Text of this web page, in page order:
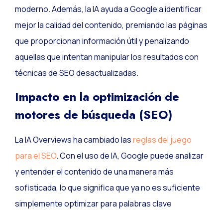
moderno. Además, la IA ayuda a Google a identificar
mejor la calidad del contenido, premiando las páginas
que proporcionan información útil y penalizando
aquellas que intentan manipular los resultados con
técnicas de SEO desactualizadas.
Impacto en la optimización de
motores de búsqueda (SEO)
La IA Overviews ha cambiado lasreglas del juego
para el SEO. Con el uso de IA, Google puede analizar
y entender el contenido de una manera más
sofisticada, lo que significa que ya no es suficiente
simplemente optimizar para palabras clave